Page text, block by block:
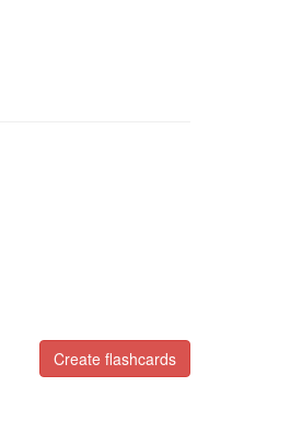
Create flashcards